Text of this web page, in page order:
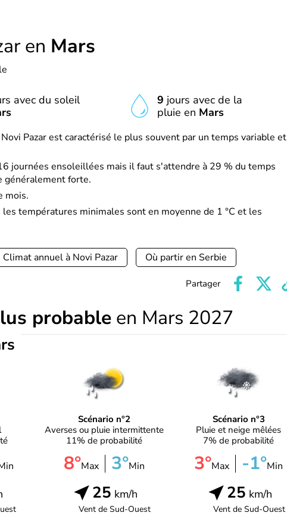
en Mars
avec du soleil
9 jours avec de la
pluie en Mars
Pazar est caractérisé le plus souvent par un temps variable et
journées ensoleillées mais il faut s'attendre à 29 % du temps
généralement forte.
mois.
les températures minimales sont en moyenne de 1 °C et les
Climat annuel à Novi Pazar Où partir en Serbie
Partager
probable en Mars 2027
Scénario n°2
Averses ou pluie intermittente
11% de probabilité
8°Max 3°Min
25 km/h
Vent deSud-Ouest
Scénario n°3
Pluie et neige mêlées
7% de probabilité
3°Max -1°Min
25 km/h
Vent deSud-Ouest